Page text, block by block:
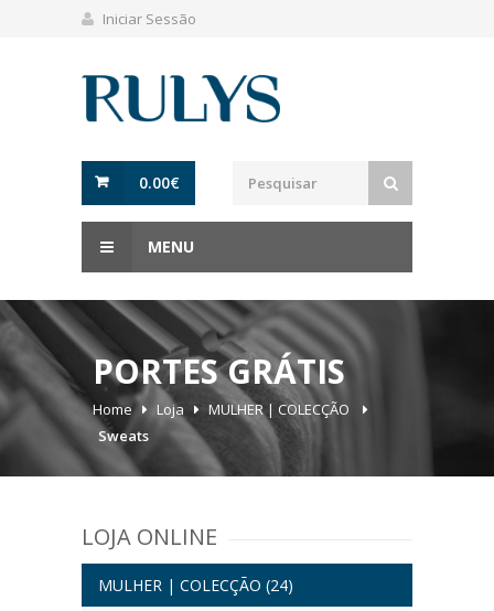
Iniciar Sessão
0.00€
MENU
PORTES GRÁTIS
Home Loja
MULHER | COLECÇÃO
Sweats
LOJA ONLINE
MULHER | COLECÇÃO (24)